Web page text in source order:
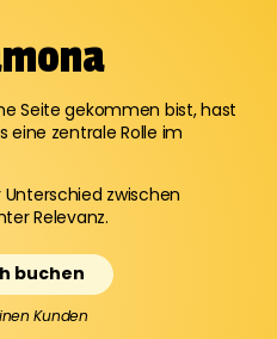
Seite gekommen bist, hast
eine zentrale Rolle im
zwischen
Relevanz.
buchen
Kunden